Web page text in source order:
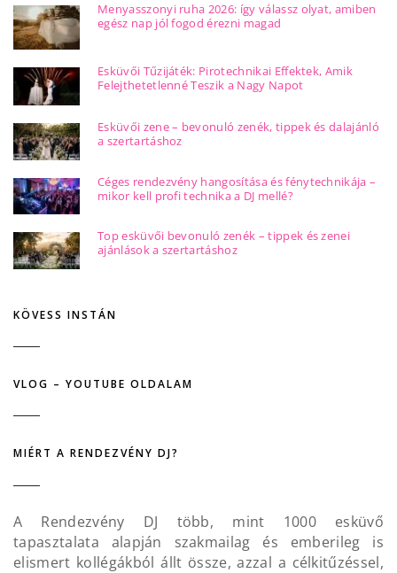
Menyasszonyi ruha 2026: így válassz olyat, amiben
egész nap jól fogod érezni magad
Esküvői Tűzijáték: Pirotechnikai Effektek, Amik
Felejthetetlenné Teszik a Nagy Napot
Esküvői zene – bevonuló zenék, tippek és dalajánló
a szertartáshoz
Céges rendezvény hangosítása és fénytechnikája –
mikor kell profi technika a DJ mellé?
Top esküvői bevonuló zenék – tippek és zenei
ajánlások a szertartáshoz
KÖVESS INSTÁN
VLOG – YOUTUBE OLDALAM
MIÉRT A RENDEZVÉNY DJ?
A Rendezvény DJ több, mint 1000 esküvő
tapasztalata alapján szakmailag és emberileg is
elismert kollégákból állt össze, azzal a célkitűzéssel,